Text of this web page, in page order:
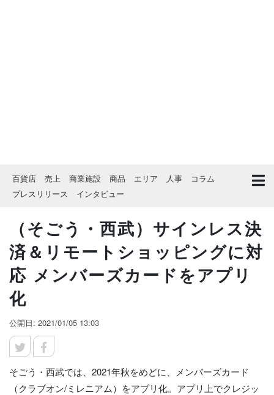
百貨店 売上 商業施設 商品 エリア 人事
コラム
プレスリリース
インタビュー
（そごう・西武）サインレス決
済＆リモートショッピングに対
応 メンバーズカードをアプリ
化
公開日: 2021/01/05 13:03
そごう・西武では、2021年秋をめどに、メンバーズカード
（クラブオン/ミレニアム）をアプリ化。アプリ上でクレジッ